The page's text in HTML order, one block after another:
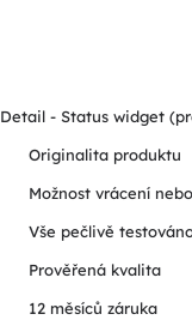
Detail - Status widget
Originalita produktu
Možnost vrácení
Vše pečlivě
Prověřená kvalita
12 měsíců záruka